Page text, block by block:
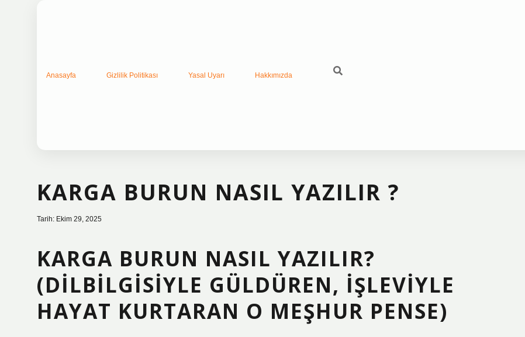
Anasayfa Gizlilik Politikası Yasal Uyarı Hakkımızda
KARGA BURUN NASIL YAZILIR ?
Tarih: Ekim 29, 2025
KARGA BURUN NASIL YAZILIR?
(DILBILGISIYLE GÜLDÜREN, İŞLEVIYLE
HAYAT KURTARAN O MEŞHUR PENSE)